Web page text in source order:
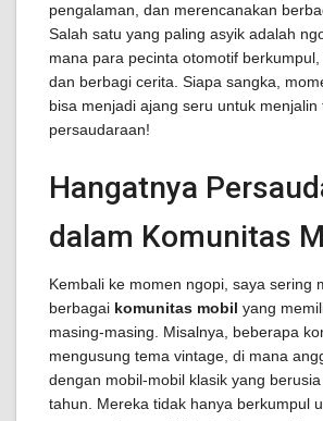
pengalaman, dan merencanakan
Salah satu yang paling asyik adalah
mana para pecinta otomotif berkumpul,
dan berbagi cerita. Siapa sangka,
bisa menjadi ajang seru untuk menjalin
persaudaraan!
Hangatnya
dalam Komunitas
Kembali ke momen ngopi, saya sering
berbagai komunitas mobil yang
masing-masing. Misalnya, beberapa
mengusung tema vintage, di mana
dengan mobil-mobil klasik yang
tahun. Mereka tidak hanya berkumpul